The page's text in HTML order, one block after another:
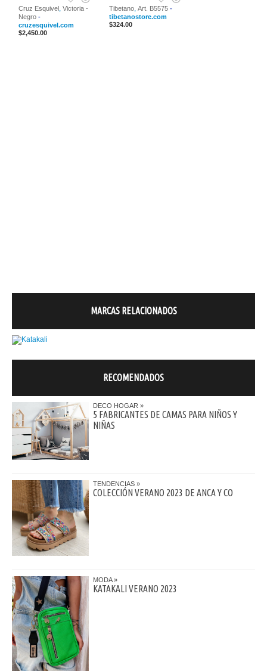
Cruz Esquivel , Victoria -
Negro -
cruzesquivel.com
$2,450.00
Tibetano, Art. B5575 -
tibetanostore.com
$324.00
MARCAS RELACIONADOS
RECOMENDADOS
DECO HOGAR
5 FABRICANTES DE CAMAS PARA NIÑOS Y
NIÑAS
TENDENCIAS
COLECCIÓN VERANO 2023 DE ANCA Y CO
MODA
KATAKALI VERANO 2023